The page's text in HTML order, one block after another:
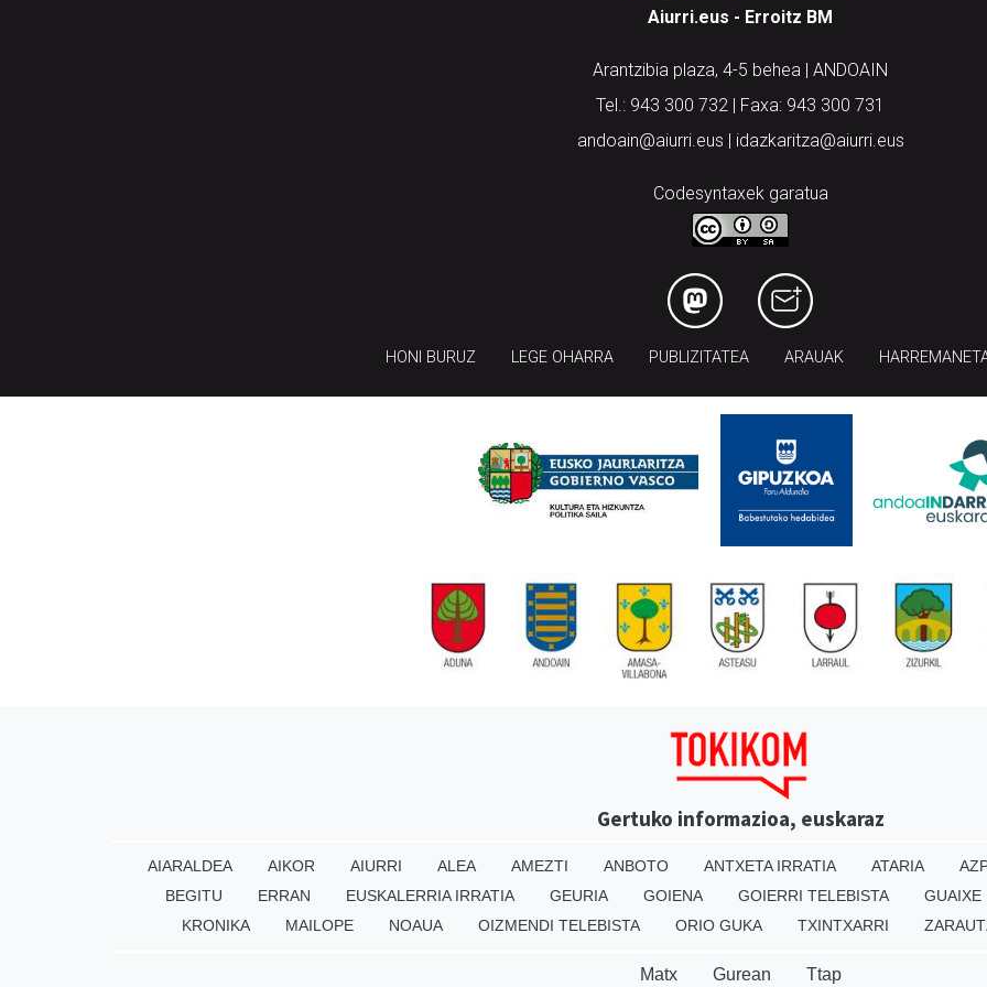
Aiurri.eus - Erroitz BM
Arantzibia plaza, 4-5 behea | ANDOAIN
Tel.: 943 300 732 | Faxa: 943 300 731
andoain@aiurri.eus | idazkaritza@aiurri.eus
Codesyntaxek garatua
HONI BURUZ LEGE OHARRA PUBLIZITATEA ARAUAK
Gertuko informazioa, euskaraz
AIARALDEA AIKOR AIURRI ALEA AMEZTI ANBOTO ANTXETA IRRATIA ATARIA
BEGITU
ERRAN EUSKALERRIA IRRATIA GEURIA GOIENA GOIERRI TELEBISTA GUAIXE
KRONIKA
MAILOPE NOAUA OIZMENDI TELEBISTA ORIO GUKA TXINTXARRI
Matx Gurean Ttap